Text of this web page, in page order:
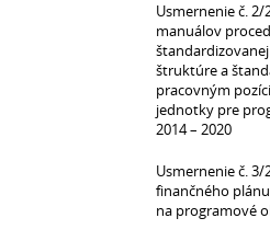
Usmernenie č.
manuálov
štruktúre a
pracovným
jednotky pre
2014 – 2020
Usmernenie č.
finančného
na programové